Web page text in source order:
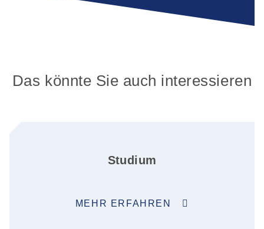
Das könnte Sie auch interessieren
Studium
MEHR ERFAHREN